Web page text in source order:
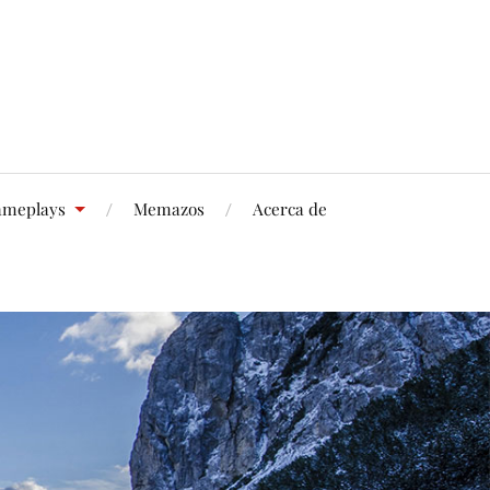
Memazos Acerca de